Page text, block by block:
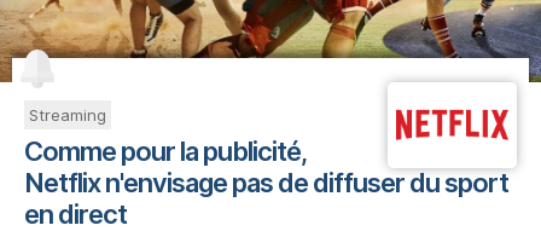
Streaming
Comme pour la publicité,
Netflix n'envisage pas de diffuser du sport
en direct